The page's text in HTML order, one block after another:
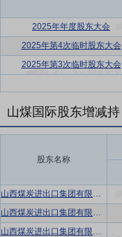
2025年年度股东大会
2025年第4次临时股东大会
2025年第3次临时股东大会
山煤国际股东增减持
股东名称
山西煤炭进出口集团有限公司
山西煤炭进出口集团有限公司
山西煤炭进出口集团有限公司